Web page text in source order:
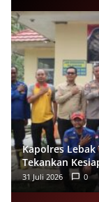
Kapolres Lebak
Tekankan
Hutan
31 Juli 2026 0